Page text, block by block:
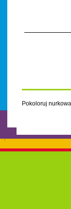
Pokoloruj
.